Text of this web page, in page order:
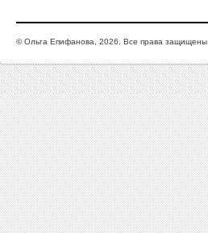
© Ольга Епифанова, 2026. Все права защищены.